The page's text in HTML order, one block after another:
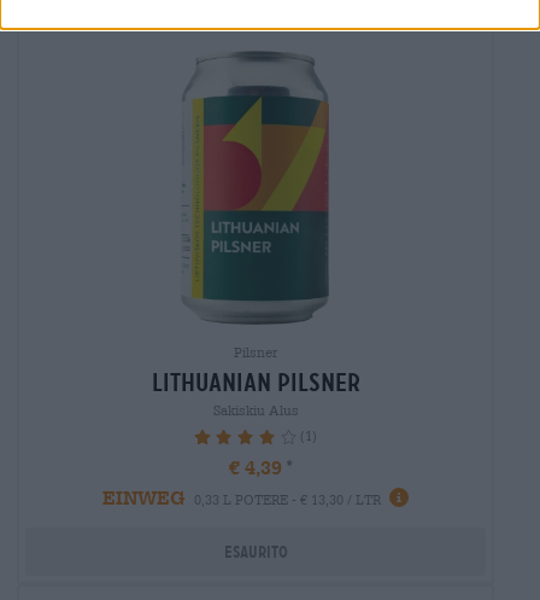
Pilsner
lithuanian pilsner
Sakiskiu Alus
80% (1)
€ 4,39
EINWEG
0,33 L POTERE - € 13,30 / LTR
Esaurito